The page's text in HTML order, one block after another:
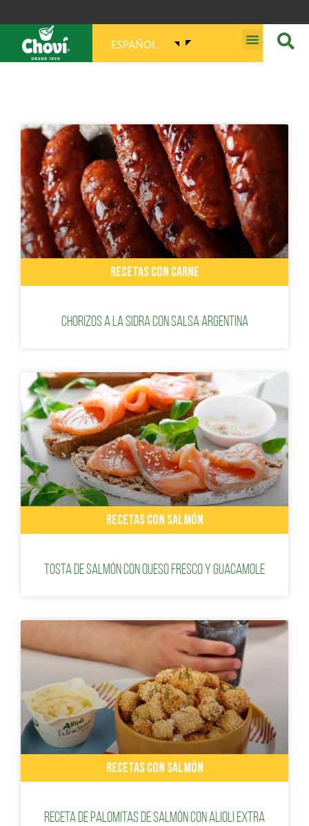
ESPAÑOL
RECETAS CON CARNE
Chorizos a la sidra con salsa argentina
RECETAS CON SALMÓN
Tosta de salmón con queso fresco y guacamole
RECETAS CON SALMÓN
Receta de palomitas de salmón con alioli extra